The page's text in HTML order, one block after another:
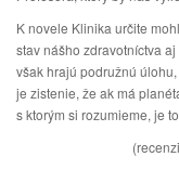
K novele Klinika určite
stav nášho zdravotníctva
však hrajú podružnú
je zistenie, že ak má
s ktorým si rozumieme, je